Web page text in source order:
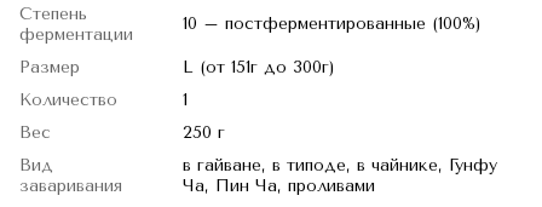
Степень
ферментации
10 – постферментированные (100%)
Размер
L (от 151г до 300г)
Количество
1
Вес
250 г
Вид
заваривания
в гайване, в типоде, в чайнике, Гунфу
Ча, Пин Ча, проливами